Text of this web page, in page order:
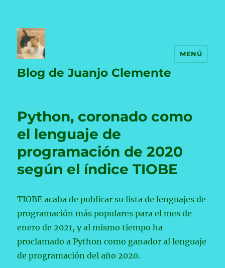
Blog de Juanjo Clemente
MENÚ
Python, coronado como
el lenguaje de
programación de 2020
según el índice TIOBE
TIOBE acaba de publicar su lista de lenguajes de
programación más populares para el mes de
enero de 2021, y al mismo tiempo ha
proclamado a Python como ganador al lenguaje
de programación del año 2020.